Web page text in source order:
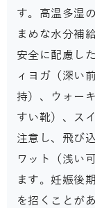
す。高温多湿
まめな水分補
安全に配慮し
ィヨガ（深い
持）、ウォー
すい靴）、ス
注意し、飛び
ワット（浅い
ます。妊娠後
を招くことが